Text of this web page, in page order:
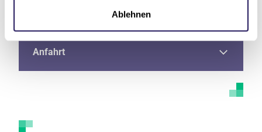
Ablehnen
Anfahrt